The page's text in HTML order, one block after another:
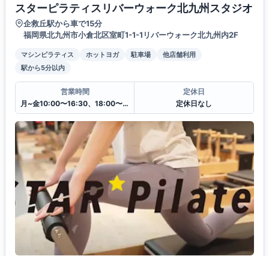
スターピラティスリバーウォーク北九州スタジオ
企救丘駅から車で15分
福岡県北九州市小倉北区室町1-1-1リバーウォーク北九州内2F
マシンピラティス ホットヨガ 駐車場
他店舗利用
駅から5分以内
営業時間
月~金10:00〜16:30、18:00〜21:00
定休日
定休日なし